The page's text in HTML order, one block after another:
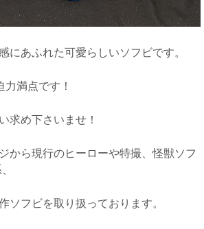
にあふれた可愛らしいソフビです。
満点です！
求め下さいませ！
から現行のヒーローや特撮、怪獣ソフ
ソフビを取り扱っております。